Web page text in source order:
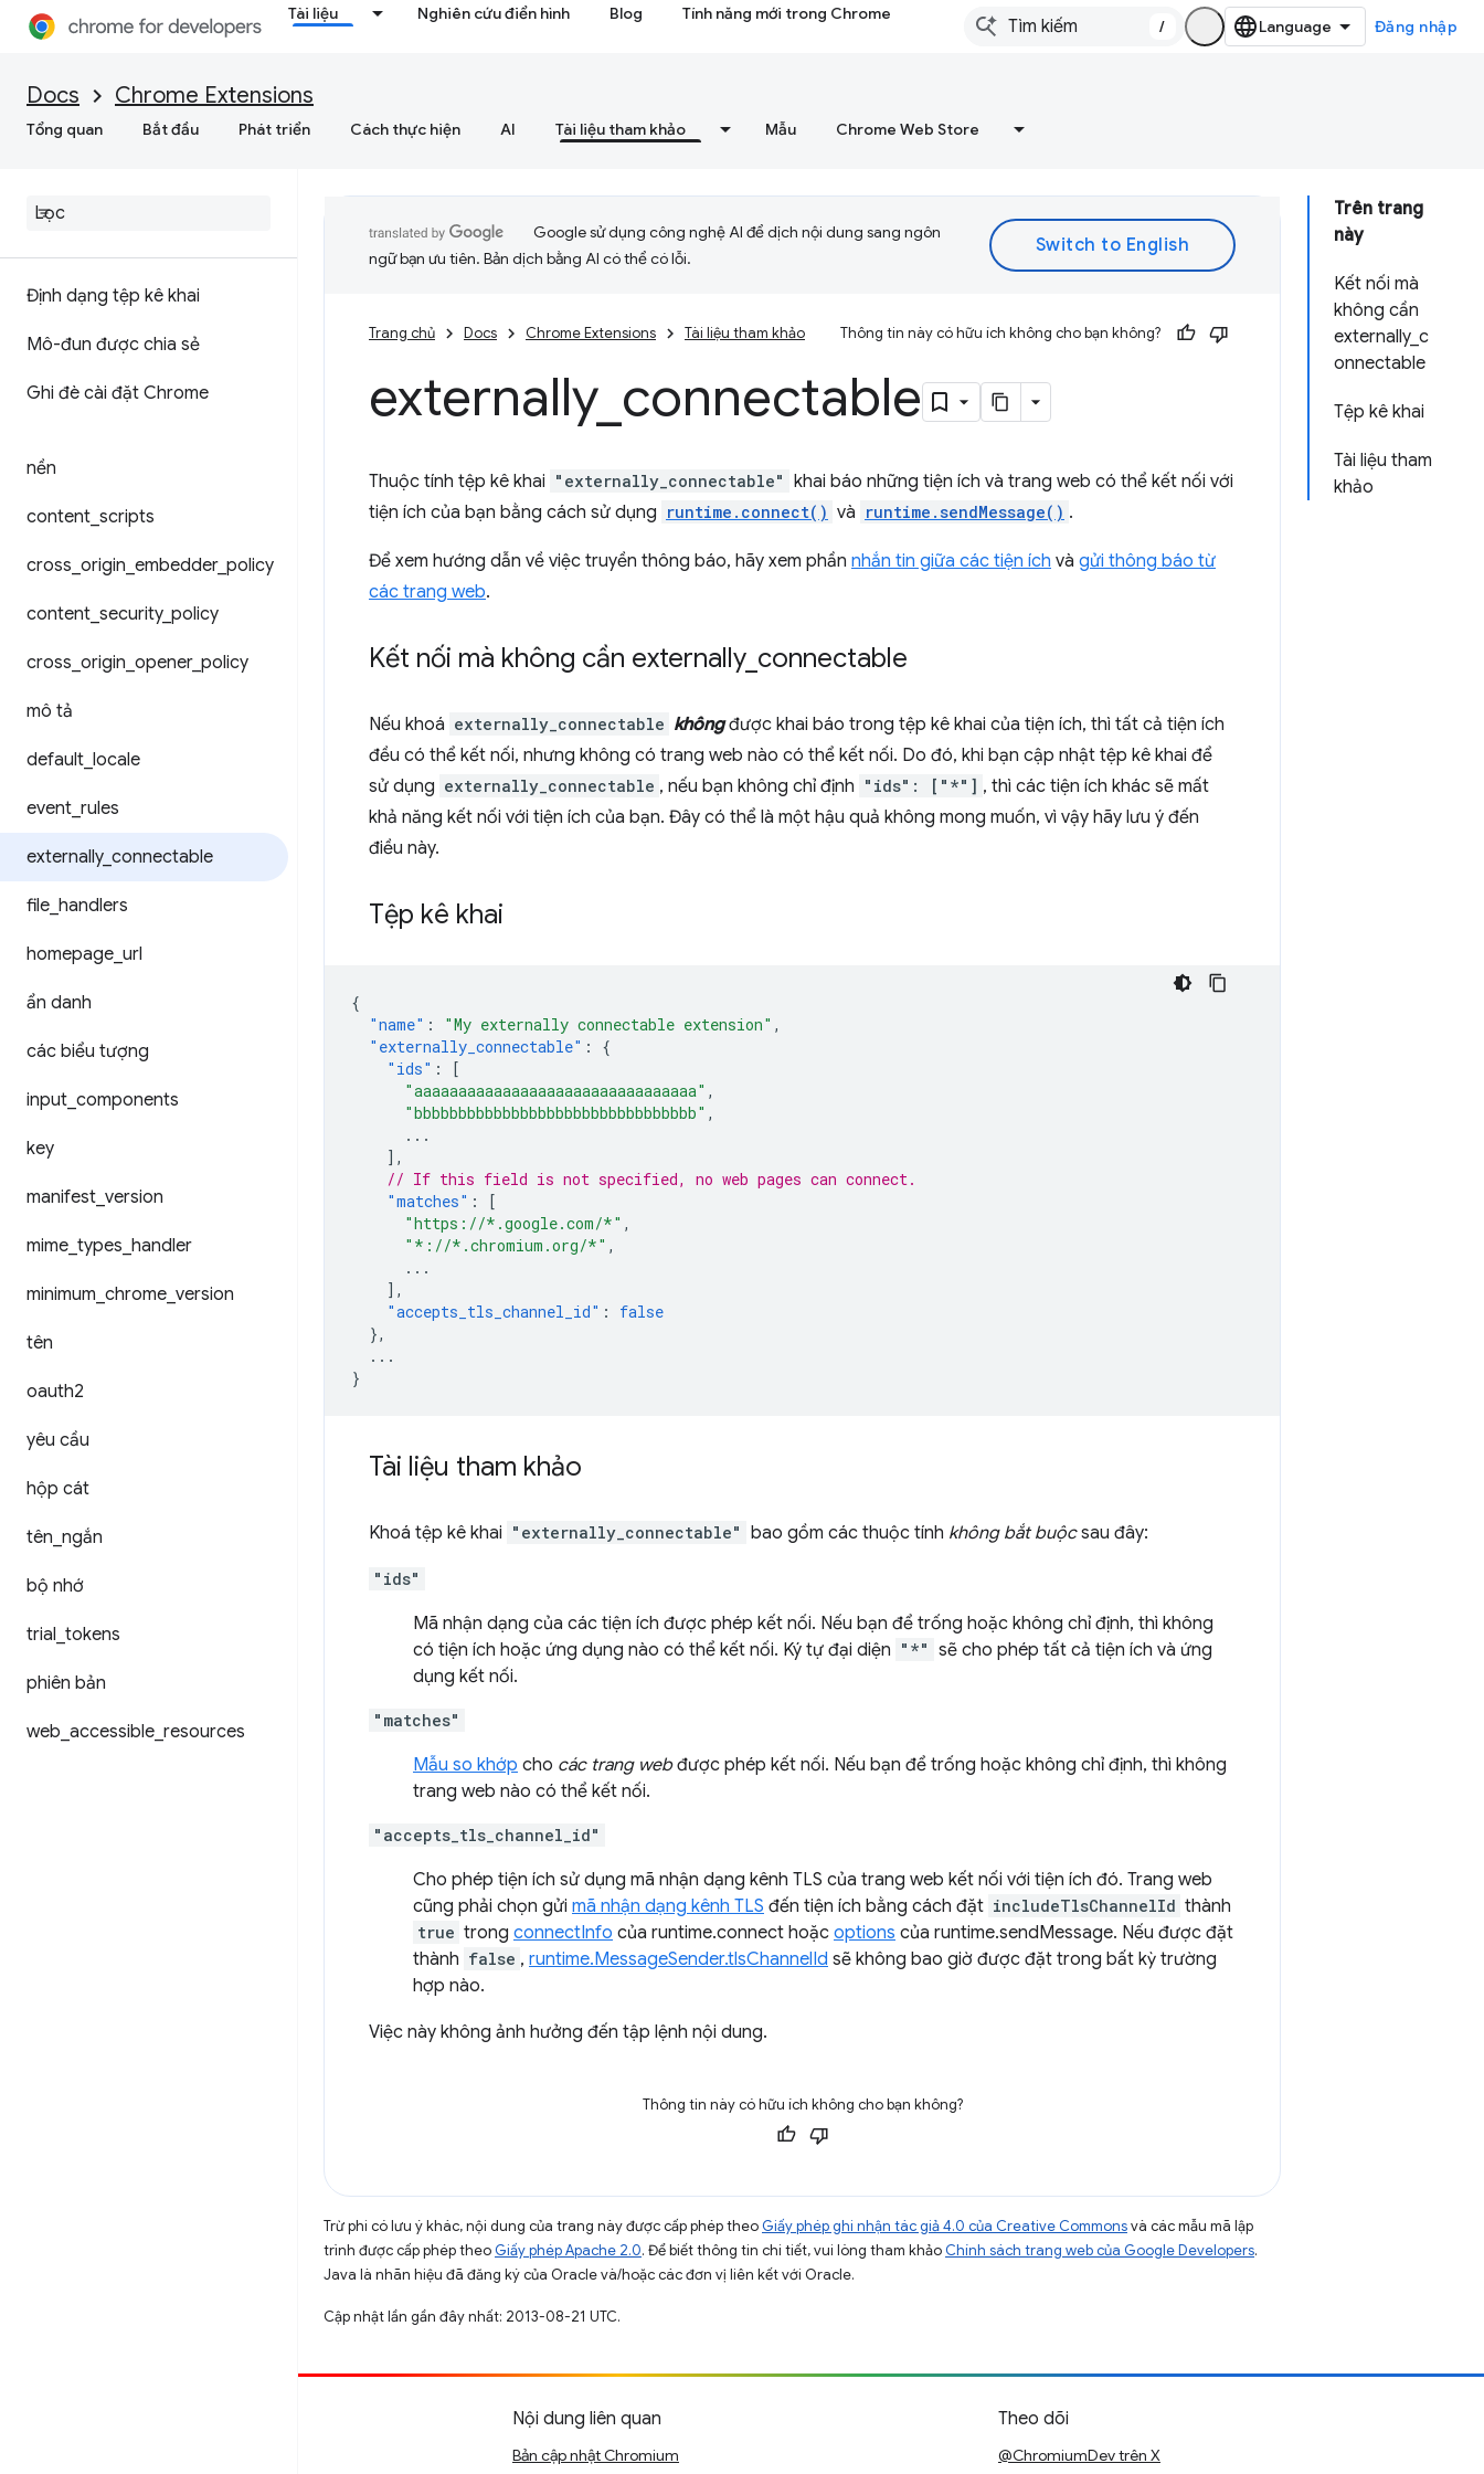
Tài liệu Nghiên cứu điển hình Blog Tính năng mới trong Chrome
/ Đăng nhập
Docs Chrome Extensions
Tổng quan Bắt đầu Phát triển Cách thực hiện AI Tài liệu tham khảo Mẫu Chrome Web Store
Định dạng tệp kê khai
Mô-đun được chia sẻ
Ghi đè cài đặt Chrome
nền
content scripts
cross origin embedder_ policy
content security_ policy
cross origin opener_ policy
mô tả
default locale
event rules
externally_ connectable
file handlers
homepage url
ẩn danh
các biểu tượng
input components
key
manifest version
mime types handler
minimum chrome version
tên
oauth2
yêu cầu
hộp cát
tên ngắn
bộ nhớ
trial tokens
phiên bản
web accessible resources
Trên trang
này
Kết nối mà
không cần
externally_c
onnectable
Tệp kê khai
Tài liệu tham
khảo
Google sử dụng công nghệ AI để dịch nội dung sang ngôn
ngữ bạn ưu tiên. Bản dịch bằng AI có thể có lỗi.
Trang chủ Docs Chrome Extensions Tài liệu tham khảo Thông tin này có hữu ích không cho bạn không?
externally_ connectable
Thuộc tính tệp kê khai "externally_connectable" khai báo những tiện ích và trang web có thể kết nối với
tiện ích của bạn bằng cách sử dụng runtime.connect() và runtime.sendMessage() .
Để xem hướng dẫn về việc truyền thông báo, hãy xem phần nhắn tin giữa các tiện ích và gửi thông báo từ
các trang web.
Kết nối mà không cần externally_ connectable
Nếu khoá externally_connectable khôngđược khai báo trong tệp kê khai của tiện ích, thì tất cả tiện ích
đều có thể kết nối, nhưng không có trang web nào có thể kết nối. Do đó, khi bạn cập nhật tệp kê khai để
sử dụng externally_connectable , nếu bạn không chỉ định "ids": ["*"] , thì các tiện ích khác sẽ mất
khả năng kết nối với tiện ích của bạn. Đây có thể là một hậu quả không mong muốn, vì vậy hãy lưu ý đến
điều này.
Tệp kê khai
{
"name" : "My externally connectable extension" ,
"externally_connectable" :
{
"ids" :
[
"aaaaaaaaaaaaaaaaaaaaaaaaaaaaaaaa" ,
"bbbbbbbbbbbbbbbbbbbbbbbbbbbbbbbb" ,
...
],
// If this field is not specified, no web pages can connect.
"matches" :
[
"https://*.google.com/*" ,
"*://*.chromium.org/*" ,
...
],
"accepts_tls_channel_id" :
false
},
...
}
Tài liệu tham khảo
Khoá tệp kê khai "externally_connectable" bao gồm các thuộc tính không bắt buộcsau đây:
"ids"
Mã nhận dạng của các tiện ích được phép kết nối. Nếu bạn để trống hoặc không chỉ định, thì không
có tiện ích hoặc ứng dụng nào có thể kết nối. Ký tự đại diện "*" sẽ cho phép tất cả tiện ích và ứng
dụng kết nối.
"matches"
Mẫu so khớp cho các trang webđược phép kết nối. Nếu bạn để trống hoặc không chỉ định, thì không
trang web nào có thể kết nối.
"accepts_tls_channel_id"
Cho phép tiện ích sử dụng mã nhận dạng kênh TLS của trang web kết nối với tiện ích đó. Trang web
cũng phải chọn gửi mã nhận dạng kênh TLS đến tiện ích bằng cách đặt includeTlsChannelId thành
true trong connectInfo của runtime.connect hoặc options của runtime.sendMessage. Nếu được đặt
thành false , runtime.MessageSender.tlsChannelId sẽ không bao giờ được đặt trong bất kỳ trường
hợp nào.
Việc này không ảnh hưởng đến tập lệnh nội dung.
Thông tin này có hữu ích không cho bạn không?
Trừ phi có lưu ý khác, nội dung của trang này được cấp phép theo Giấy phép ghi nhận tác giả 4.0 của Creative Commonsvà các mẫu mã lập
trình được cấp phép theo Giấy phép Apache 2.0. Để biết thông tin chi tiết, vui lòng tham khảo Chính sách trang web của Google Developers.
Java là nhãn hiệu đã đăng ký của Oracle và/hoặc các đơn vị liên kết với Oracle.
Cập nhật lần gần đây nhất: 2013-08-21 UTC.
Nội dung liên quan
Bản cập nhật Chromium
Theo dõi
@ChromiumDev trên X